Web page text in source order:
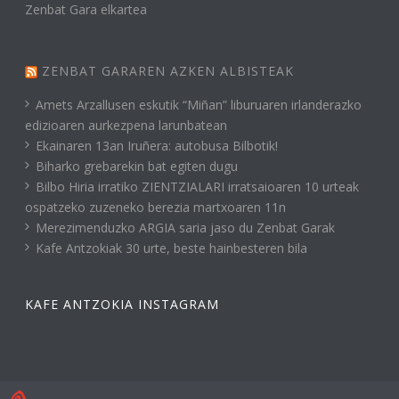
Zenbat Gara elkartea
ZENBAT GARAREN AZKEN ALBISTEAK
Amets Arzallusen eskutik “Miñan” liburuaren irlanderazko
edizioaren aurkezpena larunbatean
Ekainaren 13an Iruñera: autobusa Bilbotik!
Biharko grebarekin bat egiten dugu
Bilbo Hiria irratiko ZIENTZIALARI irratsaioaren 10 urteak
ospatzeko zuzeneko berezia martxoaren 11n
Merezimenduzko ARGIA saria jaso du Zenbat Garak
Kafe Antzokiak 30 urte, beste hainbesteren bila
KAFE ANTZOKIA INSTAGRAM